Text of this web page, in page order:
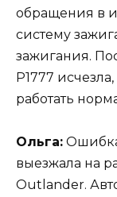
обращения в
систему
зажигания.
Р1777
работать
Ольга: Ошибка
выезжала на
Outlander.